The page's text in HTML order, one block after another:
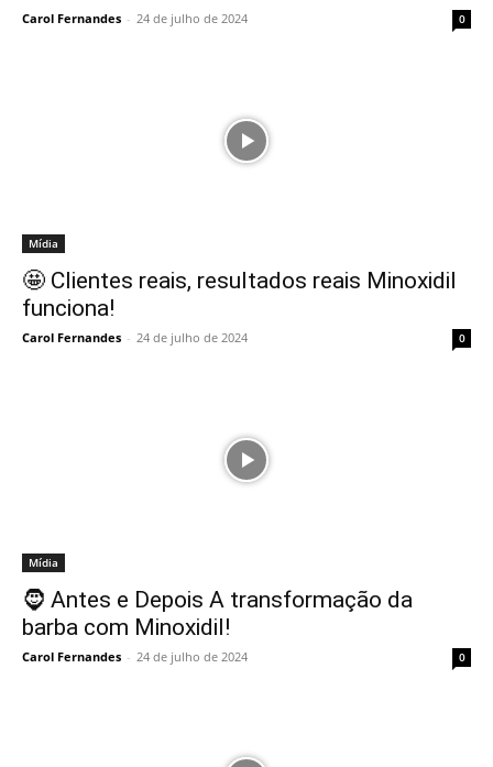
Carol Fernandes - 24 de julho de 2024 0
Mídia
🤩 Clientes reais, resultados reais Minoxidil
funciona!
Carol Fernandes - 24 de julho de 2024 0
Mídia
🧔 Antes e Depois A transformação da
barba com Minoxidil!
Carol Fernandes - 24 de julho de 2024 0